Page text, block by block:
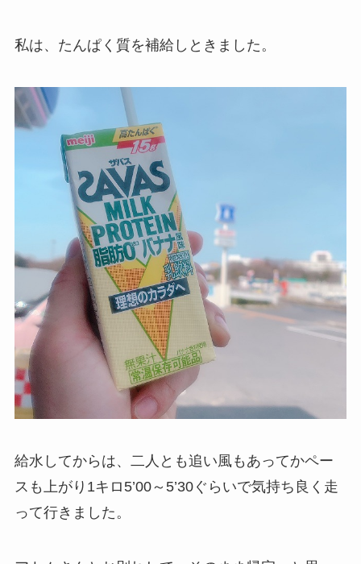
私は、たんぱく質を補給しときました。
給水してからは、二人とも追い風もあってかペー
スも上がり1キロ5’00～5’30ぐらいで気持ち良く走
って行きました。